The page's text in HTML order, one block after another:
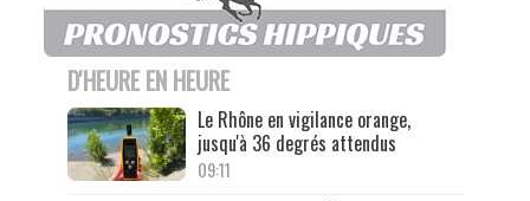
D'HEURE EN HEURE
Le Rhône en vigilance orange,
jusqu'à 36 degrés attendus
09:11